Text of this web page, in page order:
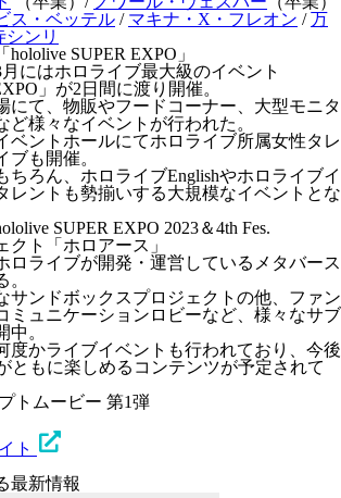
ス・ベッテル / マキナ・X・フレオン /万
シンリ
SUPER EXPO」
月にはホロライブ最大級のイベント
」が2日間に渡り開催。
にて、物販やフードコーナー、大型モニタ
ど様々なイベントが行われた。
ベントホールにてホロライブ所属女性タレ
ブも開催。
ちろん、ホロライブEnglishやホロライブイ
レントも勢揃いする大規模なイベントとな
SUPER EXPO 2023＆4th Fes.
クト「ホロアース」
ロライブが開発・運営しているメタバース
サンドボックスプロジェクトの他、ファン
ミュニケーションロビーなど、様々なサブ
中。
度かライブイベントも行われており、今後
ともに楽しめるコンテンツが予定されて
トムービー 第1弾
ト
最新情報